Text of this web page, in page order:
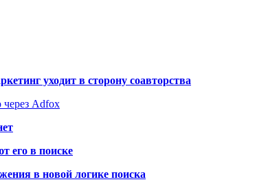
уходит в сторону соавторства
через Adfox
его в поиске
в новой логике поиска